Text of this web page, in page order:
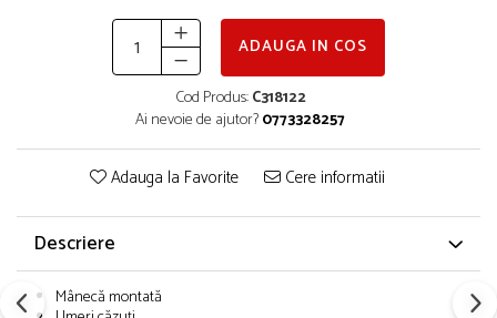
ADAUGA IN COS
Cod Produs:C318122
Ai nevoie de ajutor?0773328257
Adauga la Favorite Cere informatii
Descriere
Mânecă montată